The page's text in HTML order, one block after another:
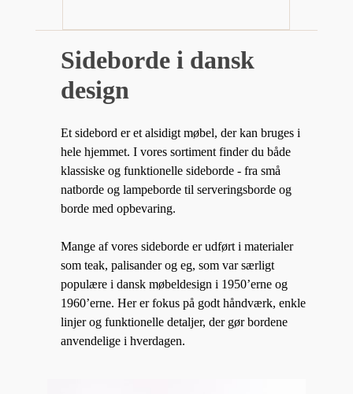
Sideborde i dansk
design
Et sidebord er et alsidigt møbel, der kan bruges i
hele hjemmet. I vores sortiment finder du både
klassiske og funktionelle sideborde - fra små
natborde og lampeborde til serveringsborde og
borde med opbevaring.
Mange af vores sideborde er udført i materialer
som teak, palisander og eg, som var særligt
populære i dansk møbeldesign i 1950’erne og
1960’erne. Her er fokus på godt håndværk, enkle
linjer og funktionelle detaljer, der gør bordene
anvendelige i hverdagen.